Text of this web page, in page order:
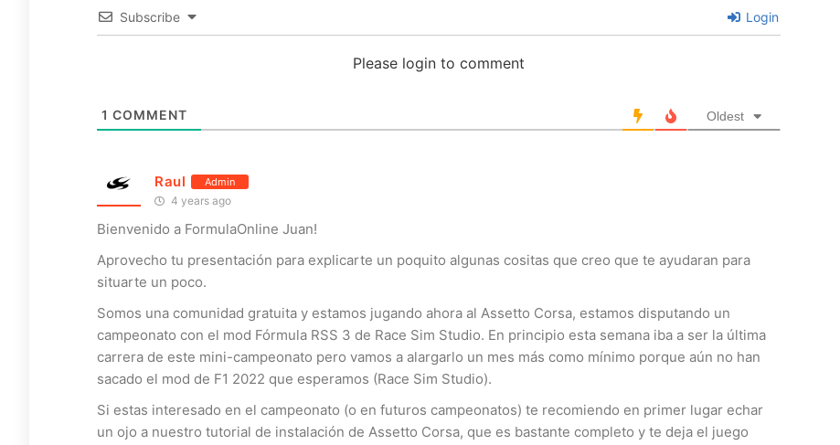
Subscribe Login
Please login to comment
1 COMMENT Oldest
Raul Admin
4 years ago
Bienvenido a FormulaOnline Juan!
Aprovecho tu presentación para explicarte un poquito algunas cositas que creo que te ayudaran para
situarte un poco.
Somos una comunidad gratuita y estamos jugando ahora al Assetto Corsa, estamos disputando un
campeonato con el mod Fórmula RSS 3 de Race Sim Studio. En principio esta semana iba a ser la última
carrera de este mini-campeonato pero vamos a alargarlo un mes más como mínimo porque aún no han
sacado el mod de F1 2022 que esperamos (Race Sim Studio).
Si estas interesado en el campeonato (o en futuros campeonatos) te recomiendo en primer lugar echar
un ojo a nuestro tutorial de instalación de Assetto Corsa, que es bastante completo y te deja el juego